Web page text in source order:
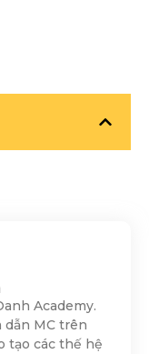
Academy.
dẫn MC trên
tạo các thế hệ